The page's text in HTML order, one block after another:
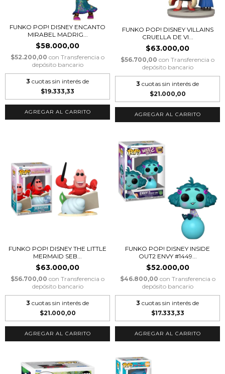
FUNKO POP! DISNEY ENCANTO
MIRABEL MADRIG...
$58.000,00
$52.200,00 con Transferencia o
depósito bancario
3 cuotas sin interés de
$19.333,33
FUNKO POP! DISNEY VILLAINS
CRUELLA DE VI...
$63.000,00
$56.700,00 con Transferencia o
depósito bancario
3 cuotas sin interés de
$21.000,00
FUNKO POP! DISNEY THE LITTLE
MERMAID SEB...
$63.000,00
$56.700,00 con Transferencia o
depósito bancario
3 cuotas sin interés de
$21.000,00
FUNKO POP! DISNEY INSIDE
OUT2 ENVY #1449...
$52.000,00
$46.800,00 con Transferencia o
depósito bancario
3 cuotas sin interés de
$17.333,33